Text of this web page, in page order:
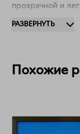
прозрачной и
настоящее время
красками
особенность!
природы,
деревья, цветы.
фестивалей, в
финалист
РАЗВЕРНУТЬ
Похожие